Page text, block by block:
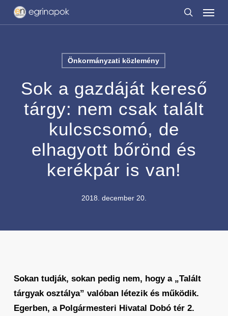
Skip
search
Menu
Önkormányzati közlemény
Sok a gazdáját kereső
tárgy: nem csak talált
kulcscsomó, de
elhagyott bőrönd és
kerékpár is van!
2018. december 20.
Sokan tudják, sokan pedig nem, hogy a „Talált
tárgyak osztálya” valóban létezik és működik.
Egerben, a Polgármesteri Hivatal Dobó tér 2.